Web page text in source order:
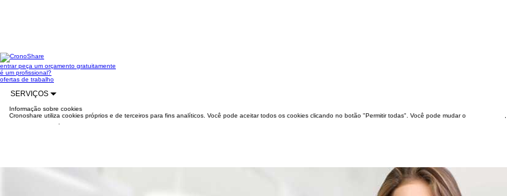
entrarpeça um orçamento gratuitamente
é um profissional?
ofertas de trabalho
SERVIÇOS
Informação sobre cookies
Cronoshare utiliza cookies próprios e de terceiros para fins analíticos. Você pode aceitar todos os cookies clicando no botão "Permitir todas". Você pode mudar o